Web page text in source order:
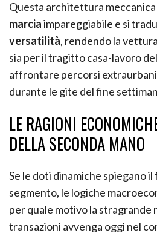
Questa architettura meccanica
marciaimpareggiabile e si
versatilità, rendendo la
sia per il tragitto casa-lavoro
affrontare percorsi
durante le gite del fine
LE RAGIONI
DELLA SECONDA MANO
Se le doti dinamiche spiegano
segmento, le logiche
per quale motivo la stragrande
transazioni avvenga oggi nel